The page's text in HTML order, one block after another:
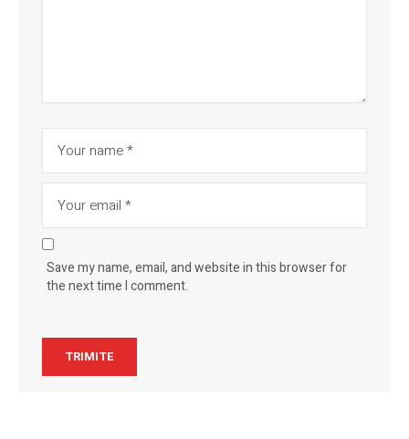
Save my name, email, and website in this browser for
the next time I comment.